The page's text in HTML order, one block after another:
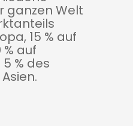
ganzen Welt
15 % auf
auf
% des